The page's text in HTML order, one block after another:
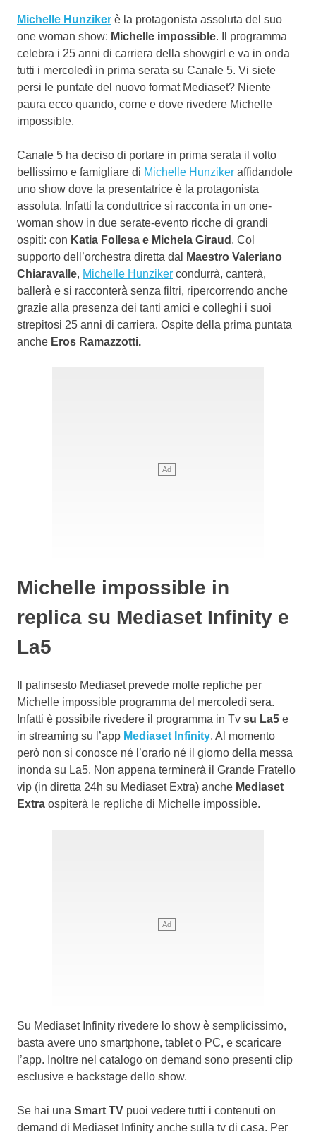
Michelle Hunziker è la protagonista assoluta del suo
one woman show: Michelle impossible. Il programma
celebra i 25 anni di carriera della showgirl e va in onda
tutti i mercoledì in prima serata su Canale 5. Vi siete
persi le puntate del nuovo format Mediaset? Niente
paura ecco quando, come e dove rivedere Michelle
impossible.
Canale 5 ha deciso di portare in prima serata il volto
bellissimo e famigliare di Michelle Hunziker affidandole
uno show dove la presentatrice è la protagonista
assoluta. Infatti la conduttrice si racconta in un one-
woman show in due serate-evento ricche di grandi
ospiti: con Katia Follesa e Michela Giraud . Col
supporto dell’orchestra diretta dal
Maestro Valeriano
Chiaravalle, Michelle Hunziker condurrà, canterà,
ballerà e si racconterà senza filtri, ripercorrendo anche
grazie alla presenza dei tanti amici e colleghi i suoi
strepitosi 25 anni di carriera. Ospite della prima puntata
anche Eros Ramazzotti.
Michelle impossible in
replica su Mediaset Infinity e
La5
Il palinsesto Mediaset prevede molte repliche per
Michelle impossible programma del mercoledì sera.
Infatti è possibile rivedere il programma in Tv su La5 e
in streaming su l’app Mediaset Infinity. Al momento
però non si conosce né l’orario né il giorno della messa
inonda su La5. Non appena terminerà il Grande Fratello
vip (in diretta 24h su Mediaset Extra) anche Mediaset
Extra ospiterà le repliche di Michelle impossible.
Su Mediaset Infinity rivedere lo show è semplicissimo,
basta avere uno smartphone, tablet o PC, e scaricare
l’app. Inoltre nel catalogo on demand sono presenti clip
esclusive e backstage dello show.
Se hai una Smart TV puoi vedere tutti i contenuti on
demand di Mediaset Infinity anche sulla tv di casa. Per